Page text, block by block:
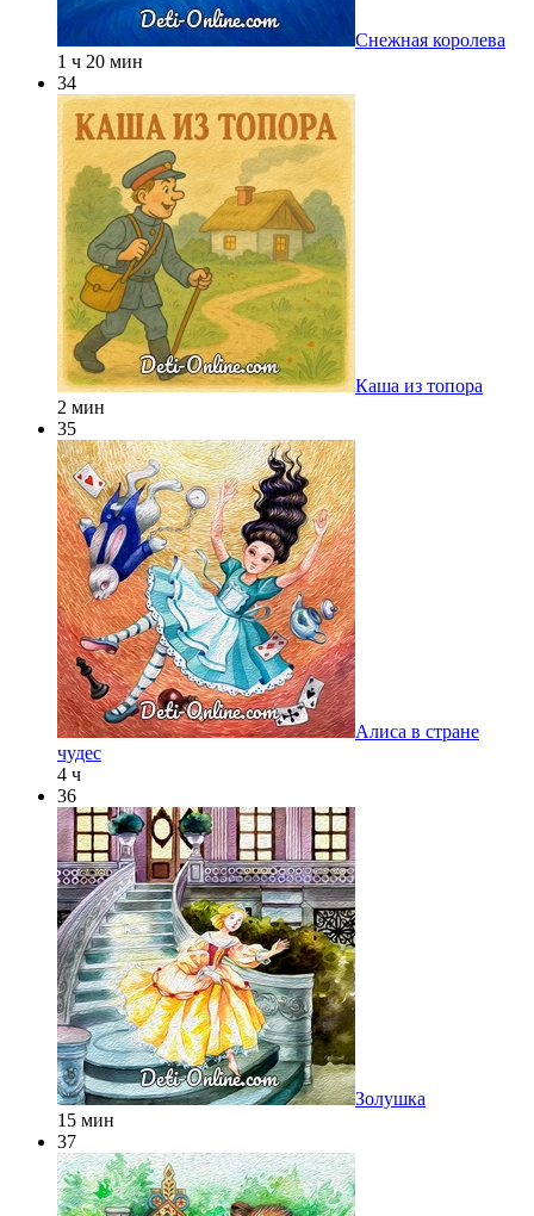
Снежная королева
1 ч 20 мин
34
Каша из топора
2 мин
35
Алиса в стране
чудес
4 ч
36
Золушка
15 мин
37